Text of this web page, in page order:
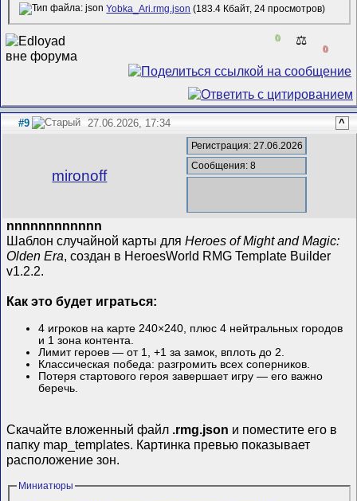
Yobka_Ari.rmg.json (183.4 Кбайт, 24 просмотров)
0 ⚖️
0
#9 27.06.2026, 17:34 ^
mironoff
Регистрация: 27.06.2026
Сообщения: 8
nnnnnnnnnnnn
Шаблон случайной карты дляHeroes of Might and Magic:
Olden Era, создан в HeroesWorld RMG Template Builder
v1.2.2.
Как это будет играться:
4 игроков на карте 240×240, плюс 4 нейтральных городов
и 1 зона контента.
Лимит героев — от 1, +1 за замок, вплоть до 2.
Классическая победа: разгромить всех соперников.
Потеря стартового героя завершает игру — его важно
беречь.
Скачайте вложенный файл .rmg.json и поместите его в
папку map_templates. Картинка превью показывает
расположение зон.
Миниатюры